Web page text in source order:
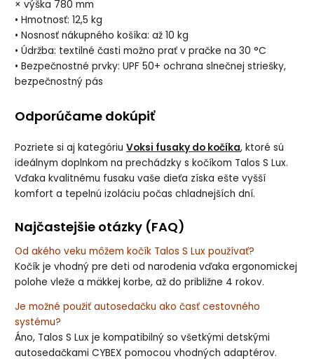
× výška 780 mm
• Hmotnosť: 12,5 kg
• Nosnosť nákupného košíka: až 10 kg
• Údržba: textilné časti možno prať v pračke na 30 °C
• Bezpečnostné prvky: UPF 50+ ochrana slnečnej striešky,
bezpečnostný pás
Odporúčame dokúpiť
Pozriete si aj kategóriuVoksi fusaky do kočíka, ktoré sú
ideálnym doplnkom na prechádzky s kočíkom Talos S Lux.
Vďaka kvalitnému fusaku vaše dieťa získa ešte vyšší
komfort a tepelnú izoláciu počas chladnejších dní.
Najčastejšie otázky (FAQ)
Od akého veku môžem kočík Talos S Lux používať?
Kočík je vhodný pre deti od narodenia vďaka ergonomickej
polohe vleže a mäkkej korbe, až do približne 4 rokov.
Je možné použiť autosedačku ako časť cestovného
systému?
Áno, Talos S Lux je kompatibilný so všetkými detskými
autosedačkami CYBEX pomocou vhodných adaptérov.